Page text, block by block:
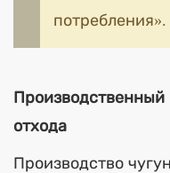
потребления».
отхода
Производство